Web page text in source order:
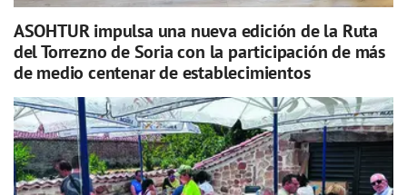
ASOHTUR impulsa una nueva edición de la Ruta
del Torrezno de Soria con la participación de más
de medio centenar de establecimientos